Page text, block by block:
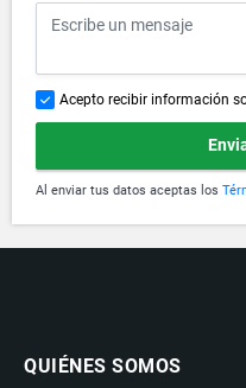
Acepto recibir información
Al enviar tus datos aceptas los
QUIÉNES SOMOS